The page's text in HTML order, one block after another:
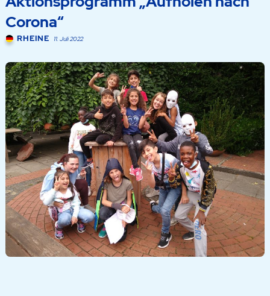
Corona“
RHEINE 11. Juli 2022